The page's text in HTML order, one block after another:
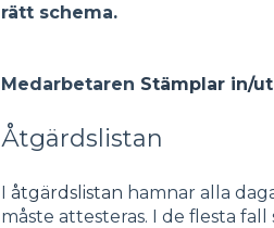
rätt schema.
Medarbetaren Stämplar in/ut
Åtgärdslistan
I åtgärdslistan hamnar alla
måste attesteras. I de flesta